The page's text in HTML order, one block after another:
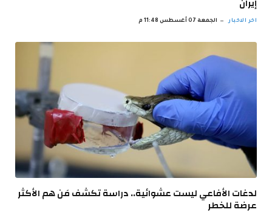
إيران
اخر الاخبار الجمعة 07 أغسطس 11:48 م
لدغات الأفاعي ليست عشوائية.. دراسة تكشف مَن هم الأكثر
عرضة للخطر